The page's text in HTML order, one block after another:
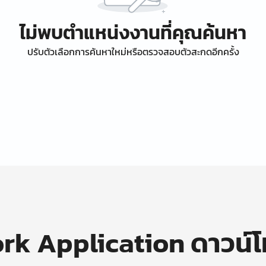
ไม่พบตำแหน่งงานที่คุณค้นหา
ปรับตัวเลือกการค้นหาใหม่หรือตรวจสอบตัวสะกดอีกครั้ง
Application ดาวน์